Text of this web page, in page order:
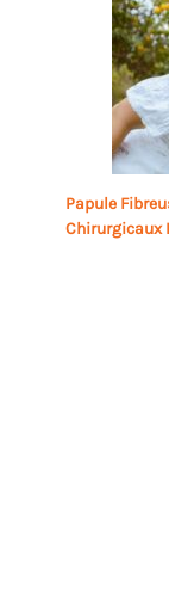
Papule
Chirurgicaux